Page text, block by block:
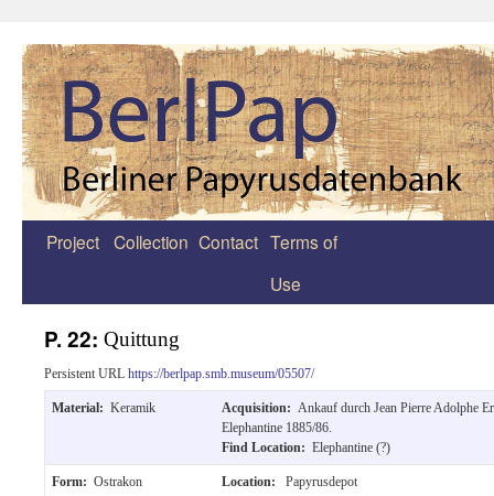
Zum
Project Collection Contact Terms of
Use
P. 22: Quittung
Persistent URL https://berlpap.smb.museum/05507/
Material: Keramik Acquisition: Ankauf durch Jean Pierre Adolphe
Elephantine 1885/86.
Find Location: Elephantine (?)
Form: Ostrakon Location: Papyrusdepot